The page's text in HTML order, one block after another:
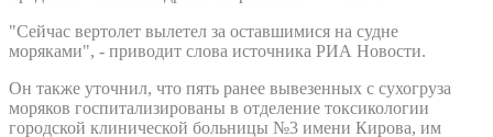
"Сейчас вертолет вылетел за оставшимися на судне
моряками", - приводит слова источника РИА Новости.
Он также уточнил, что пять ранее вывезенных с сухогруза
моряков госпитализированы в отделение токсикологии
городской клинической больницы №3 имени Кирова, им